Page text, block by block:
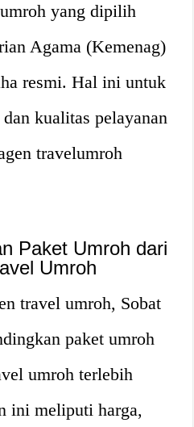
yang dipilih
Agama (Kemenag)
resmi. Hal ini untuk
kualitas pelayanan
travelumroh
Paket Umroh dari
Umroh
travel umroh, Sobat
paket umroh
umroh terlebih
ini meliputi harga,